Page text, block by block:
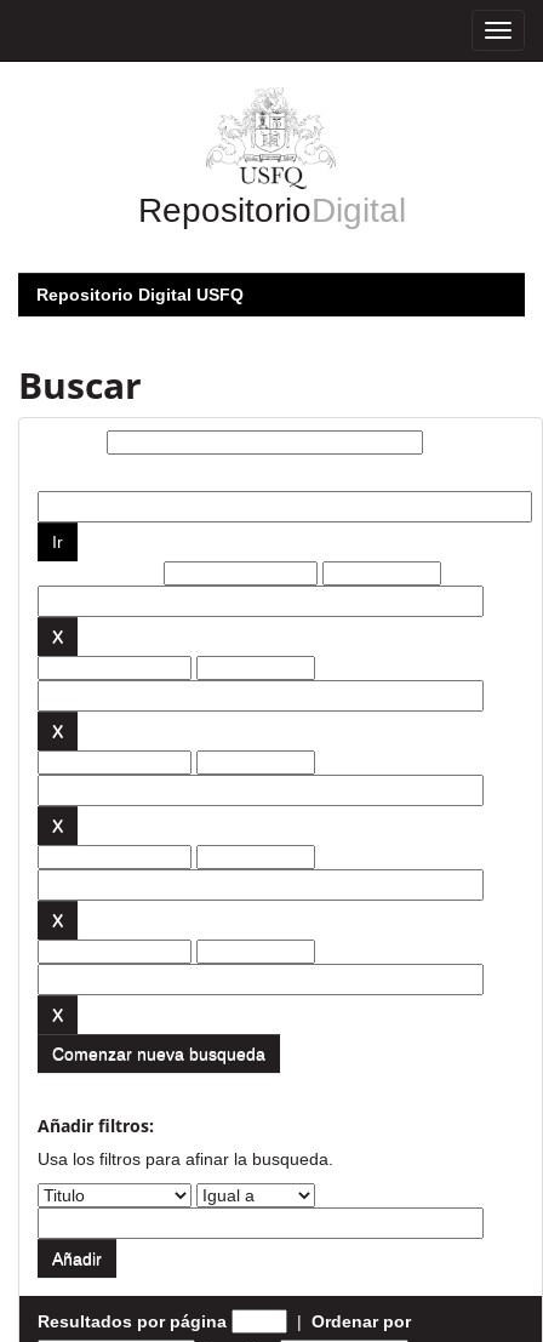
RepositorioDigital
Repositorio Digital USFQ
Buscar
Comenzar nueva busqueda
Añadir filtros:
Usa los filtros para afinar la busqueda.
Resultados por página | Ordenar por